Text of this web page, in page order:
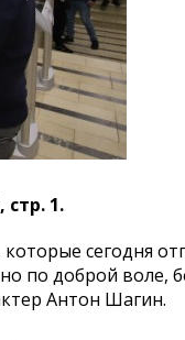
1.
сегодня
по доброй
Антон Шагин.